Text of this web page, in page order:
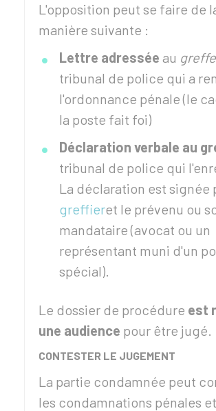
L'opposition peut se faire de
manière suivante :
Lettre adressée au greffe
tribunal de police qui a
l'ordonnance pénale (le
la poste fait foi)
Déclaration verbale au
tribunal de police qui
La déclaration est signée
greffieret le prévenu ou
mandataire (avocat ou un
représentant muni d'un
spécial).
Le dossier de procédure est
une audience pour être jugé.
CONTESTER LE JUGEMENT
La partie condamnée peut
les condamnations pénales